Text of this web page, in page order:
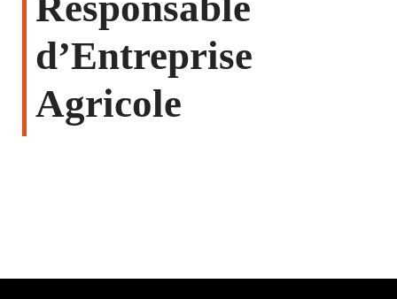
d’Entreprise
Agricole